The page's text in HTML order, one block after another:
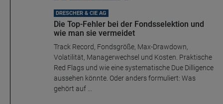
DRESCHER & CIE AG
Die Top-Fehler bei der Fondsselektion und
wie man sie vermeidet
Track Record, Fondsgröße, Max-Drawdown,
Volatilität, Managerwechsel und Kosten. Praktische
Red Flags und wie eine systematische Due Dilligence
aussehen könnte. Oder anders formuliert: Was
gehört auf ...